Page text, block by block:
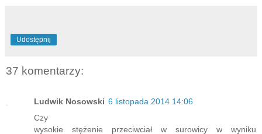
Udostępnij
37 komentarzy:
Ludwik Nosowski 6 listopada 2014 14:06
Czy
wysokie stężenie przeciwciał w surowicy w wyniku